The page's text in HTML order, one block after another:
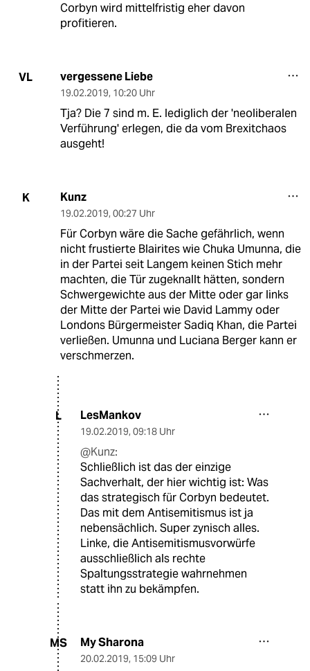
Corbyn wird mittelfristig eher davon
profitieren.
VL vergessene Liebe
19.02.2019, 10:20 Uhr
Tja? Die 7 sind m. E. lediglich der 'neoliberalen
Verführung' erlegen, die da vom Brexitchaos
ausgeht!
K Kunz
19.02.2019, 00:27 Uhr
Für Corbyn wäre die Sache gefährlich, wenn
nicht frustierte Blairites wie Chuka Umunna, die
in der Partei seit Langem keinen Stich mehr
machten, die Tür zugeknallt hätten, sondern
Schwergewichte aus der Mitte oder gar links
der Mitte der Partei wie David Lammy oder
Londons Bürgermeister Sadiq Khan, die Partei
verließen. Umunna und Luciana Berger kann er
verschmerzen.
L LesMankov
19.02.2019, 09:18 Uhr
@Kunz:
Schließlich ist das der einzige
Sachverhalt, der hier wichtig ist: Was
das strategisch für Corbyn bedeutet.
Das mit dem Antisemitismus ist ja
nebensächlich. Super zynisch alles.
Linke, die Antisemitismusvorwürfe
ausschließlich als rechte
Spaltungsstrategie wahrnehmen
statt ihn zu bekämpfen.
MS My Sharona
20.02.2019, 15:09 Uhr